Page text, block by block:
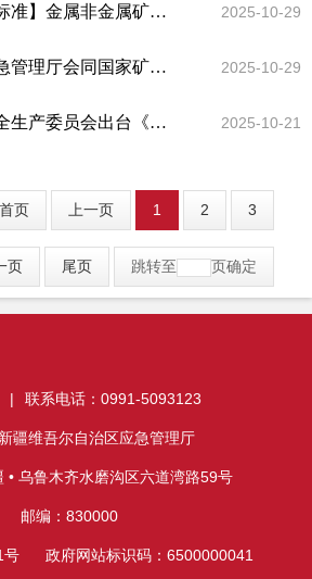
【一图读懂矿山安全标准】金属非金属矿山排土场安全生产规则 2025-10-29
新疆维吾尔自治区应急管理厅会同国家矿山安全监察局新疆局出台《自治区矿长安全生产考核记分办法》推动主体责任落实 2025-10-29
新疆维吾尔自治区安全生产委员会出台《自治区防范迟报漏报谎报瞒报生产安全事故行为管理办法》 织密部门协同网 2025-10-21
首页 上一页 1 2 3
页 尾页 跳转至 页确定
| 联系电话：0991-5093123
疆维吾尔自治区应急管理厅
• 乌鲁木齐水磨沟区六道湾路59号
邮编：830000
号 政府网站标识码：6500000041